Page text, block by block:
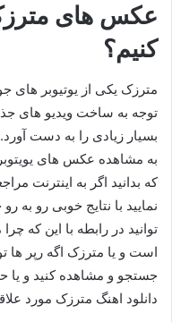
عکس های
کنیم؟
مترزک یکی از یوتیوبر های
توجه به ساخت ویدیو های
بسیار زیادی را به دست
به مشاهده عکس های
که بدانید اگر به اینترنت
نمایید با نتایج خوبی رو به
توانید در رابطه با این که
است و یا مترزک اگه رپر ها
جستجو و مشاهده کنید و یا
دانلود اهنگ مترزک مورد